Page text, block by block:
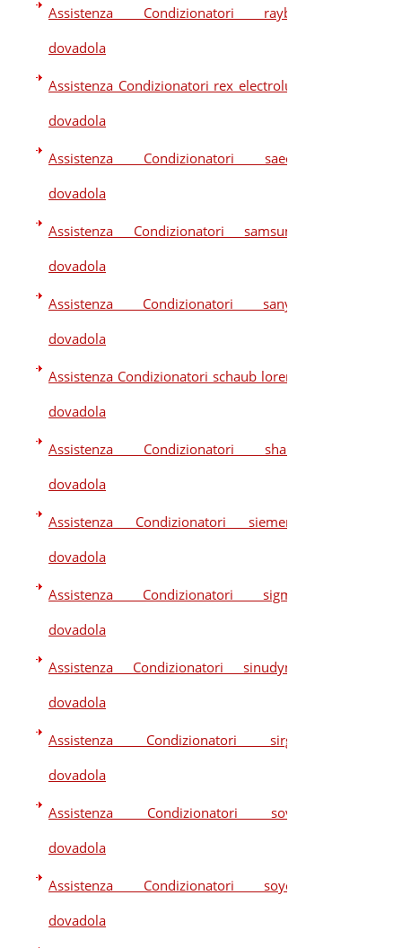
Assistenza Condizionatori raybo
dovadola
Assistenza Condizionatori rex electrolux
dovadola
Assistenza Condizionatori saeco
dovadola
Assistenza Condizionatori samsung
dovadola
Assistenza Condizionatori sanyo
dovadola
Assistenza Condizionatori schaub lorenz
dovadola
Assistenza Condizionatori sharp
dovadola
Assistenza Condizionatori siemens
dovadola
Assistenza Condizionatori sigma
dovadola
Assistenza Condizionatori sinudyne
dovadola
Assistenza Condizionatori sirge
dovadola
Assistenza Condizionatori sova
dovadola
Assistenza Condizionatori soyea
dovadola